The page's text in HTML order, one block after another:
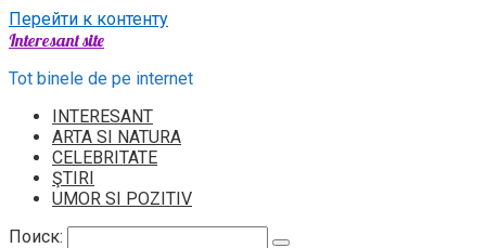
Перейти к контенту
Interesant site
Tot binele de pe internet
INTERESANT
ARTA SI NATURA
CELEBRITATE
ŞTIRI
UMOR SI POZITIV
Поиск: